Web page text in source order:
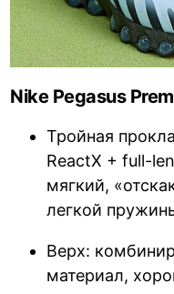
Nike Pegasus
Тройная
ReactX + full-
мягкий,
легкой
Верх:
материал,